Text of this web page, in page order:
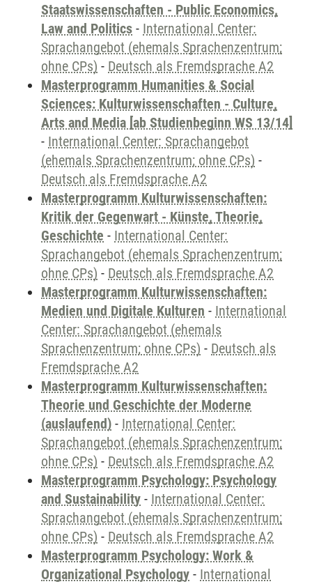
Staatswissenschaften - Public Economics,
Law and Politics - International Center:
Sprachangebot (ehemals Sprachenzentrum;
ohne CPs) - Deutsch als Fremdsprache A2
Masterprogramm Humanities & Social
Sciences: Kulturwissenschaften - Culture,
Arts and Media [ab Studienbeginn WS 13/14]
- International Center: Sprachangebot
(ehemals Sprachenzentrum; ohne CPs) -
Deutsch als Fremdsprache A2
Masterprogramm Kulturwissenschaften:
Kritik der Gegenwart - Künste, Theorie,
Geschichte - International Center:
Sprachangebot (ehemals Sprachenzentrum;
ohne CPs) - Deutsch als Fremdsprache A2
Masterprogramm Kulturwissenschaften:
Medien und Digitale Kulturen - International
Center: Sprachangebot (ehemals
Sprachenzentrum; ohne CPs) - Deutsch als
Fremdsprache A2
Masterprogramm Kulturwissenschaften:
Theorie und Geschichte der Moderne
(auslaufend) - International Center:
Sprachangebot (ehemals Sprachenzentrum;
ohne CPs) - Deutsch als Fremdsprache A2
Masterprogramm Psychology: Psychology
and Sustainability - International Center:
Sprachangebot (ehemals Sprachenzentrum;
ohne CPs) - Deutsch als Fremdsprache A2
Masterprogramm Psychology: Work &
Organizational Psychology - International